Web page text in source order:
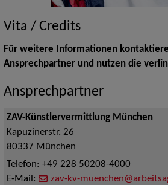
Vita / Credits
Für weitere Informationen
Ansprechpartner und nutzen die
Ansprechpartner
ZAV-Künstlervermittlung München
Kapuzinerstr. 26
80337 München
Telefon: +49 228 50208-4000
E-Mail:
zav-kv-